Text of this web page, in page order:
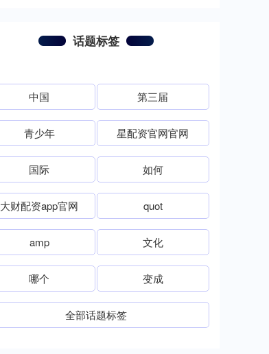
话题标签
中国 第三届
青少年 星配资官网官网
国际 如何
大财配资app官网 quot
amp 文化
哪个 变成
全部话题标签